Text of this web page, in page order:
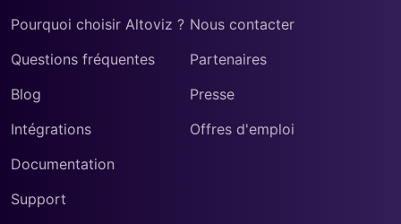
Pourquoi choisir Altoviz ?
Questions fréquentes
Blog
Intégrations
Documentation
Support
Nous contacter
Partenaires
Presse
Offres d'emploi